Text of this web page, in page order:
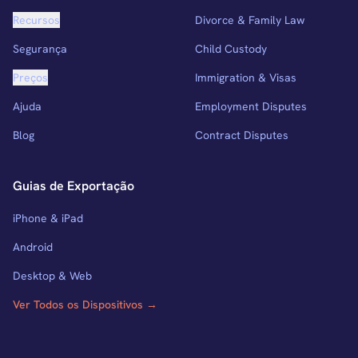
Recursos
Segurança
Preços
Ajuda
Blog
Divorce & Family Law
Child Custody
Immigration & Visas
Employment Disputes
Contract Disputes
Guias de Exportação
iPhone & iPad
Android
Desktop & Web
Ver Todos os Dispositivos →